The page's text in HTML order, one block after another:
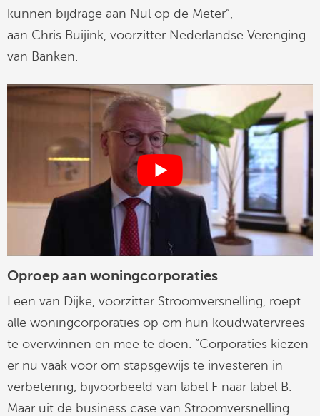
kunnen bijdrage aan Nul op de Meter”,
aan Chris Buijink, voorzitter Nederlandse Verenging
van Banken.
Oproep aan woningcorporaties
Leen van Dijke, voorzitter Stroomversnelling, roept
alle woningcorporaties op om hun koudwatervrees
te overwinnen en mee te doen. “Corporaties kiezen
er nu vaak voor om stapsgewijs te investeren in
verbetering, bijvoorbeeld van label F naar label B.
Maar uit de business case van Stroomversnelling